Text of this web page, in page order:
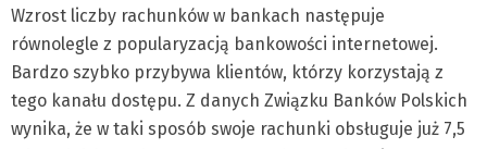
Wzrost liczby rachunków w bankach następuje
równolegle z popularyzacją bankowości internetowej.
Bardzo szybko przybywa klientów, którzy korzystają z
tego kanału dostępu. Z danych Związku Banków Polskich
wynika, że w taki sposób swoje rachunki obsługuje już 7,5